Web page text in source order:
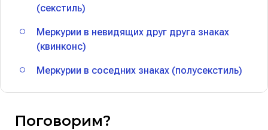
(секстиль)
Меркурии в невидящих друг друга знаках
(квинконс)
Меркурии в соседних знаках (полусекстиль)
Поговорим?